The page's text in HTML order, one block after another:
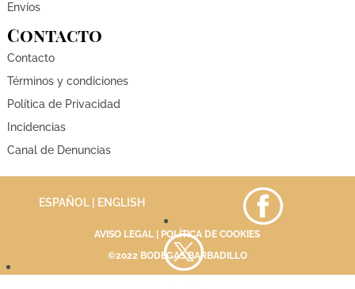
Envíos
Contacto
Contacto
Términos y condiciones
Política de Privacidad
Incidencias
Canal de Denuncias
ESPAÑOL | ENGLISH
AVISO LEGAL
POLÍTICA DE COOKIES
©2022 BODEGAS BARBADILLO